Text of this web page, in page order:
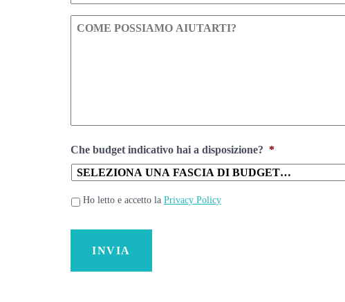
Messaggio *
Che budget indicativo hai a disposizione? *
Privacy *
Ho letto e accetto la Privacy Policy